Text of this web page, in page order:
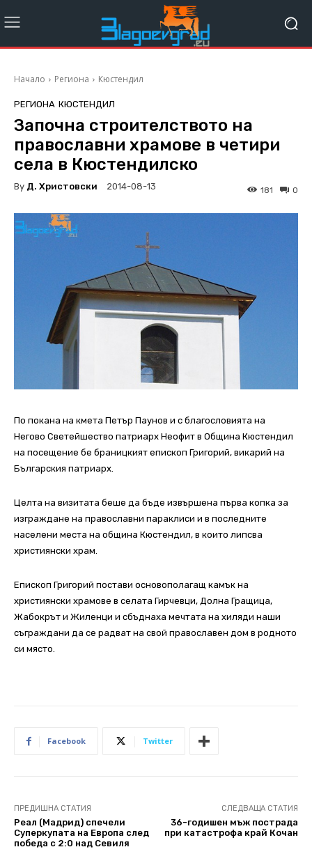
Начало Региона Кюстендил
РЕГИОНА КЮСТЕНДИЛ
Започна строителството на
православни храмове в четири
села в Кюстендилско
By Д. Христовски 2014-08-13 0
181
По покана на кмета Петър Паунов и с благословията на
Негово Светейшество патриарх Неофит в Община Кюстендил
на посещение бе браницкият епископ Григорий, викарий на
Българския патриарх.
Целта на визитата беше да бъде извършена първа копка за
изграждане на православни параклиси и в последните
населени места на община Кюстендил, в които липсва
християнски храм.
Епископ Григорий постави основополагащ камък на
християнски храмове в селата Гирчевци, Долна Гращица,
Жабокрът и Жиленци и сбъднаха мечтата на хиляди наши
съграждани да се радват на свой православен дом в родното
си място.
Facebook Twitter
ПРЕДИШНА СТАТИЯ
Реал (Мадрид) спечели
Суперкупата на Европа след
победа с 2:0 над Севиля
СЛЕДВАЩА СТАТИЯ
36-годишен мъж пострада
при катастрофа край Кочан